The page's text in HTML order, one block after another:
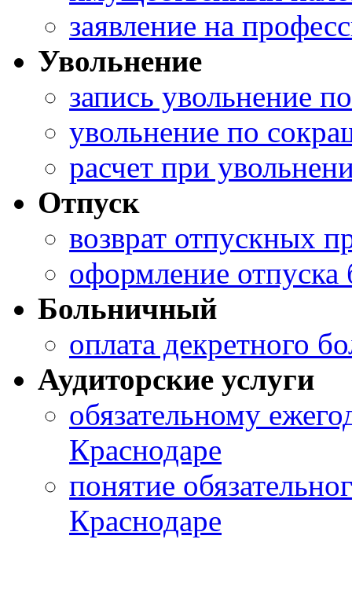
заявление на
Увольнение
запись увольнение
увольнение по
расчет при
Отпуск
возврат отпускных
оформление отпуска
Больничный
оплата декретного
Аудиторские услуги
обязательному
Краснодаре
понятие
Краснодаре